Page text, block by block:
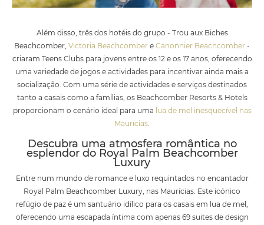
Além disso, três dos hotéis do grupo - Trou aux Biches
Beachcomber, Victoria Beachcomber e Canonnier Beachcomber -
criaram Teens Clubs para jovens entre os 12 e os 17 anos, oferecendo
uma variedade de jogos e actividades para incentivar ainda mais a
socialização. Com uma série de actividades e serviços destinados
tanto a casais como a famílias, os Beachcomber Resorts & Hotels
proporcionam o cenário ideal para uma lua de mel inesquecível nas
Maurícias.
Descubra uma atmosfera romântica no
esplendor do Royal Palm Beachcomber
Luxury
Entre num mundo de romance e luxo requintados no encantador
Royal Palm Beachcomber Luxury, nas Maurícias. Este icónico
refúgio de paz é um santuário idílico para os casais em lua de mel,
oferecendo uma escapada íntima com apenas 69 suites de design